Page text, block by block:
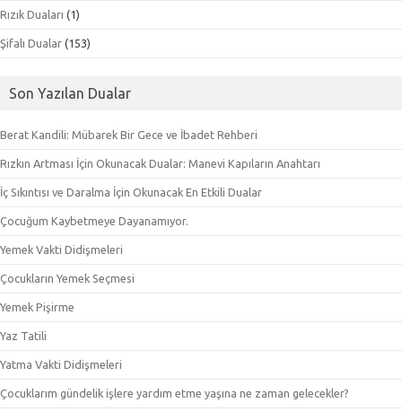
Rızık Duaları (1)
Şifalı Dualar (153)
Son Yazılan Dualar
Berat Kandili: Mübarek Bir Gece ve İbadet Rehberi
Rızkın Artması İçin Okunacak Dualar: Manevi Kapıların Anahtarı
İç Sıkıntısı ve Daralma İçin Okunacak En Etkili Dualar
Çocuğum Kaybetmeye Dayanamıyor.
Yemek Vakti Didişmeleri
Çocukların Yemek Seçmesi
Yemek Pişirme
Yaz Tatili
Yatma Vakti Didişmeleri
Çocuklarım gündelik işlere yardım etme yaşına ne zaman gelecekler?